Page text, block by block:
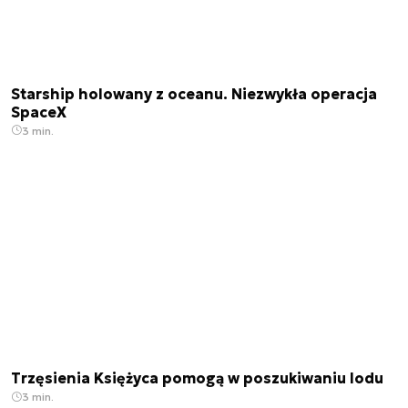
Starship holowany z oceanu. Niezwykła operacja
SpaceX
3 min.
Trzęsienia Księżyca pomogą w poszukiwaniu lodu
3 min.